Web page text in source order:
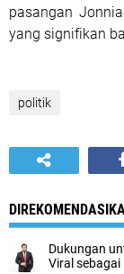
pasangan
yang signifikan
politik
Dukungan
Viral